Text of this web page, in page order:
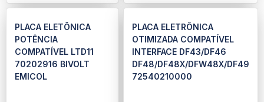
PLACA ELETÔNICA
POTÊNCIA
COMPATÍVEL LTD11
70202916 BIVOLT
EMICOL
PLACA ELETRÔNICA
OTIMIZADA COMPATÍVEL
INTERFACE DF43/DF46
DF48/DF48X/DFW48X/DF49
72540210000